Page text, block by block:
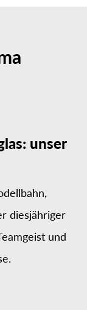
unser
diesjähriger
und